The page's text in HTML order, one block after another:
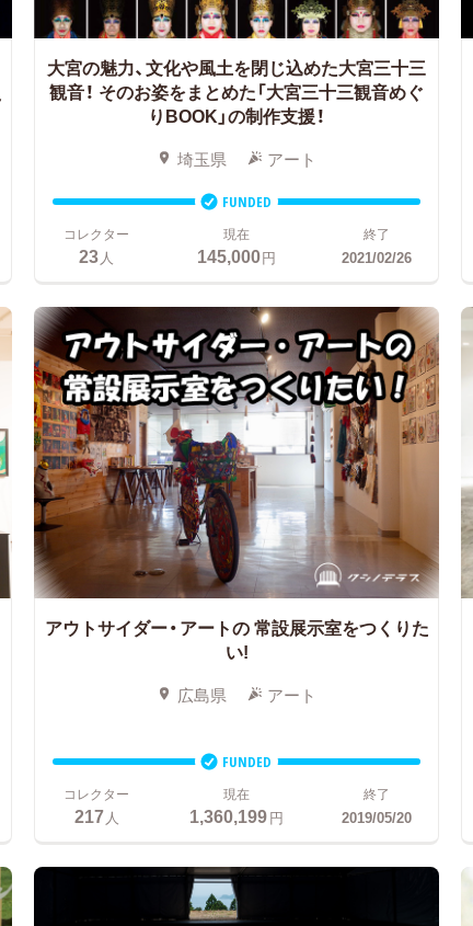
大宮の魅力、文化や風土を閉じ込めた大宮三十三
観音！ そのお姿をまとめた「大宮三十三観音めぐ
りBOOK」の制作支援！
埼玉県 アート
FUNDED
コレクター
23人
現在
145,000円
終了
2021/02/26
アウトサイダー・アートの常設展示室をつくりた
い!
広島県 アート
FUNDED
コレクター
217人
現在
1,360,199円
終了
2019/05/20